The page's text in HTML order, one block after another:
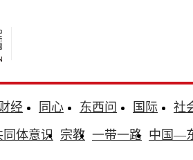
经 同心 东西问 国际
社
体意识 宗教 一带一路 中国—